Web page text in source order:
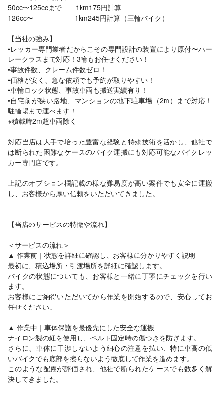
50cc〜125ccまで 1km175円計算
126cc〜 1km245円計算（三輪バイク）
【当社の強み】
•レッカー専門業者だからこその専門設計の装置により原付〜ハー
レークラスまで対応！3輪もお任せください！
•事故件数、クレーム件数ゼロ！
•価格が安く、急な依頼でも予約が取りやすい！
•車輪ロック状態、事故車両も搬送実績有り！
•自宅前が狭い路地、マンションの地下駐車場（2m）まで対応！
駐輪場まで運べます！
※積載時2m超車両除く
対応当店は大手で培った豊富な経験と特殊技術を活かし、他社で
は断られた困難なケースのバイク運搬にも対応可能なバイクレッ
カー専門店です。
上記のオプション欄記載の様な難易度が高い案件でも安全に運搬
し、お客様から厚い信頼をいただいてきました。
【当店のサービスの特徴や流れ】
＜サービスの流れ＞
▲ 作業前｜状態を詳細に確認し、お客様に分かりやすく説明
最初に、積込場所・引渡場所を詳細に確認します。
バイクの状態についても、お客様と一緒に丁寧にチェックを行い
ます。
お客様にご納得いただいてから作業を開始するので、安心してお
任せください。
▲ 作業中｜車体保護を最優先にした安全な運搬
ナイロン製の紐を使用し、ベルト固定時の傷つきを防ぎます。
さらに、車体に干渉しないよう細心の注意を払い、特に車高の低
いバイクでも底部を擦らないよう徹底して作業を進めます。
このような配慮が評価され、他社で断られたケースでも数多く解
決してきました。